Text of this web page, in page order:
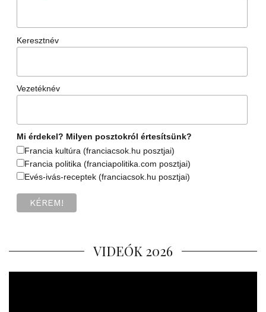
Keresztnév
Vezetéknév
Mi érdekel? Milyen posztokról értesítsünk?
Francia kultúra (franciacsok.hu posztjai)
Francia politika (franciapolitika.com posztjai)
Evés-ivás-receptek (franciacsok.hu posztjai)
VIDEÓK 2026